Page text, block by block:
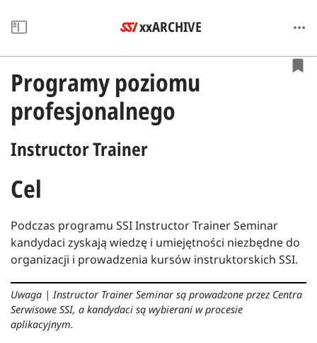
xxARCHIVE
Programy poziomu
profesjonalnego
Instructor Trainer
Cel
Podczas programu SSI Instructor Trainer Seminar
kandydaci zyskają wiedzę i umiejętności niezbędne do
organizacji i prowadzenia kursów instruktorskich SSI.
Uwaga |Instructor Trainer Seminar są prowadzone przez Centra
Serwisowe SSI, a kandydaci są wybierani w procesie
aplikacyjnym.